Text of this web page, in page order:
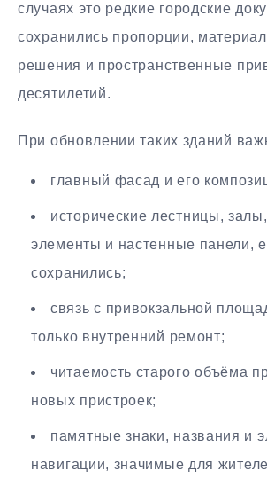
случаях это редкие городские
сохранились пропорции,
решения и пространственные
десятилетий.
При обновлении таких зданий
главный фасад и его
исторические лестницы,
элементы и настенные панели,
сохранились;
связь с привокзальной
только внутренний ремонт;
читаемость старого объёма
новых пристроек;
памятные знаки, названия и
навигации, значимые для